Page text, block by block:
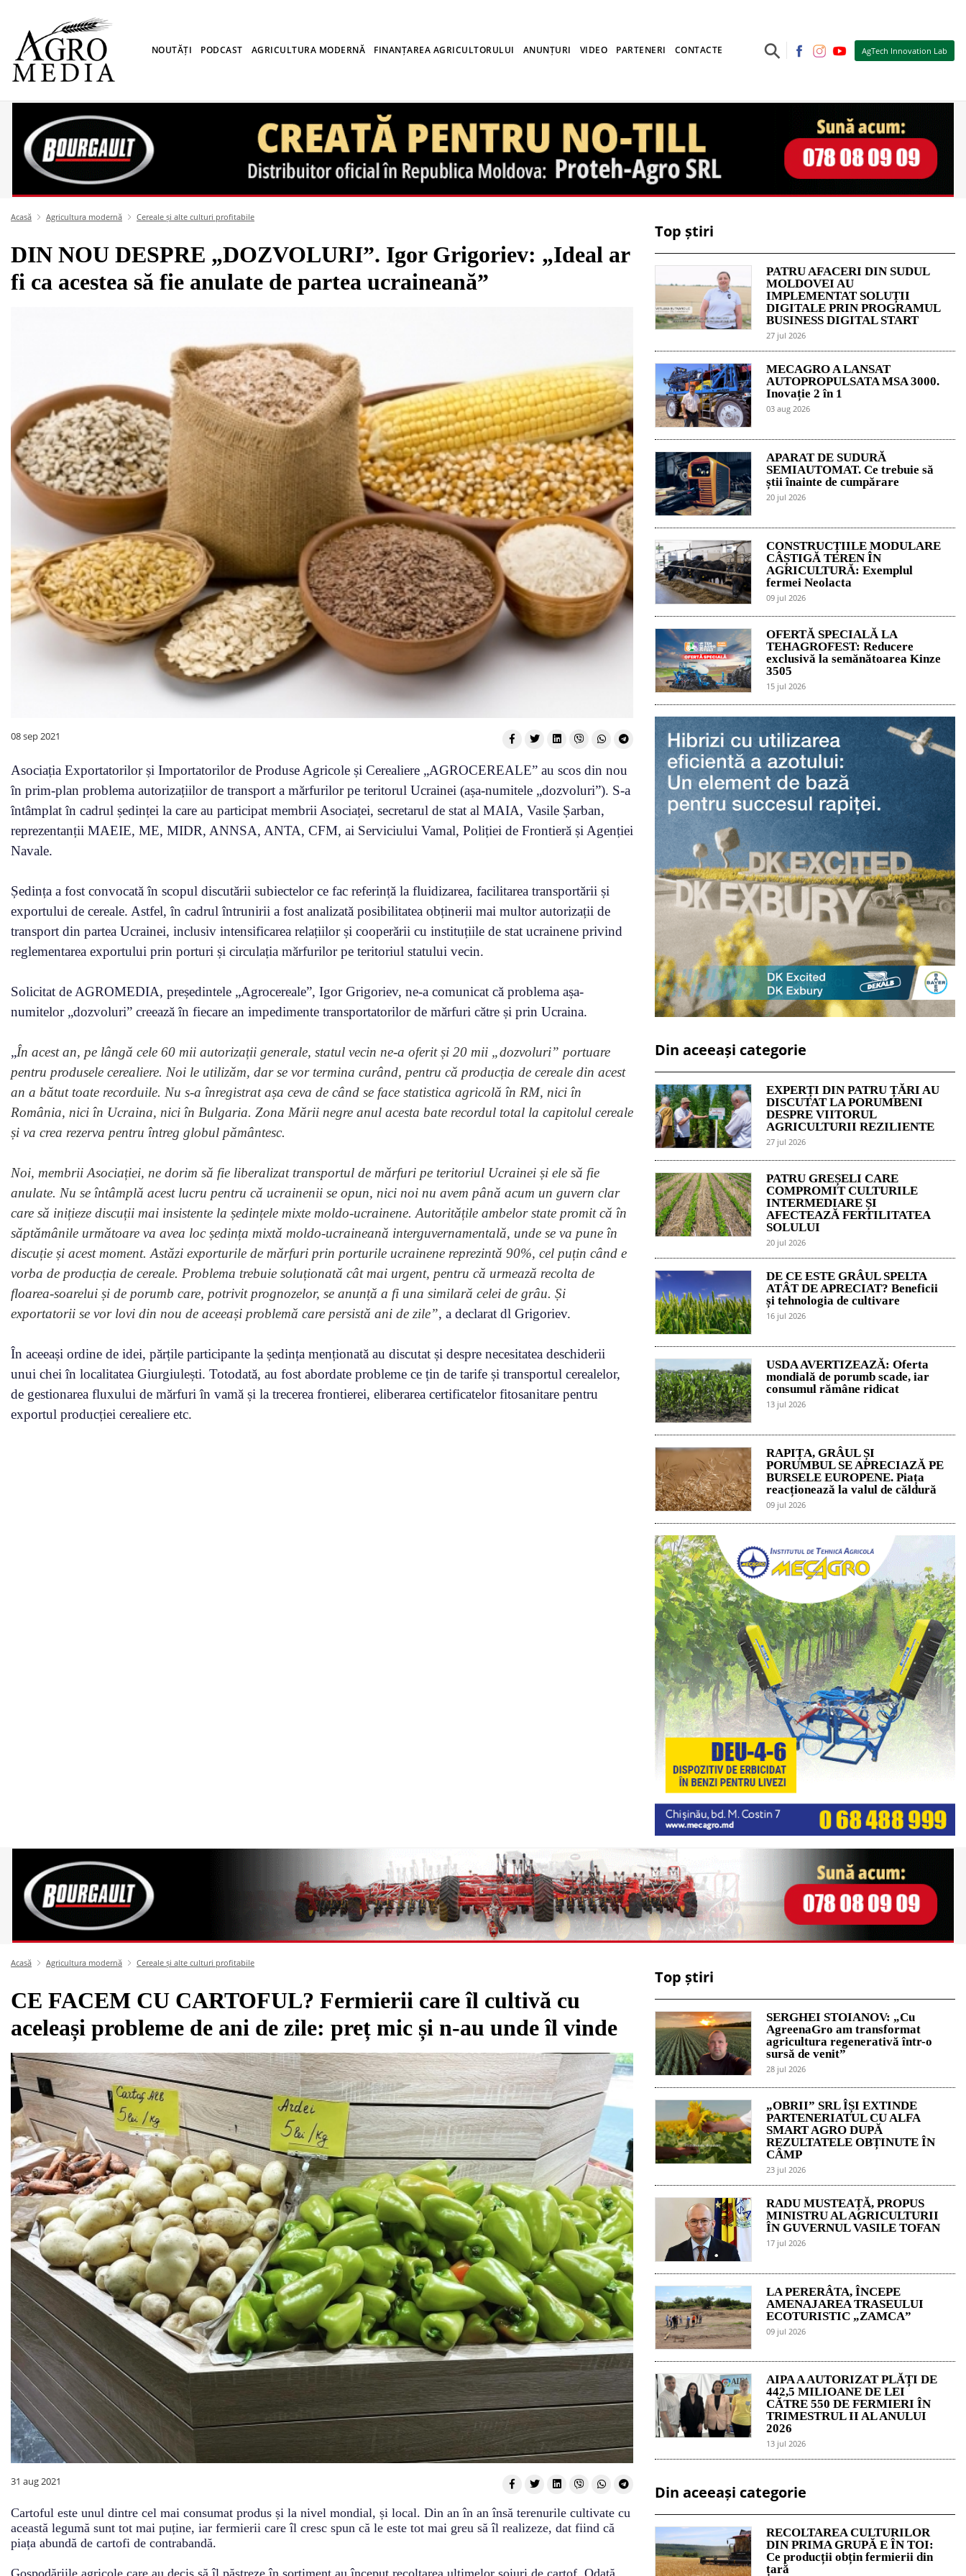
NOUTĂȚI PODCAST AGRICULTURA MODERNĂ FINANȚAREA AGRICULTORULUI ANUNȚURI VIDEO PARTENERI CONTACTE ⚲ AgTech Innovation Lab
Acasă Agricultura modernă Cereale și alte culturi profitabile
DIN NOU DESPRE „DOZVOLURI”. Igor Grigoriev: „Ideal ar
fi ca acestea să fie anulate de partea ucraineană”
08 sep 2021
Asociația Exportatorilor și Importatorilor de Produse Agricole și Cerealiere „AGROCEREALE” au scos din nou
în prim-plan problema autorizațiilor de transport a mărfurilor pe teritorul Ucrainei (așa-numitele „dozvoluri”). S-a
întâmplat în cadrul ședinței la care au participat membrii Asociaței, secretarul de stat al MAIA, Vasile Șarban,
reprezentanții MAEIE, ME, MIDR, ANNSA, ANTA, CFM, ai Serviciului Vamal, Poliției de Frontieră și Agenției
Navale.
Ședința a fost convocată în scopul discutării subiectelor ce fac referință la fluidizarea, facilitarea transportării și
exportului de cereale. Astfel, în cadrul întrunirii a fost analizată posibilitatea obținerii mai multor autorizații de
transport din partea Ucrainei, inclusiv intensificarea relațiilor și cooperării cu instituțiile de stat ucrainene privind
reglementarea exportului prin porturi și circulația mărfurilor pe teritoriul statului vecin.
Solicitat de AGROMEDIA, președintele „Agrocereale”, Igor Grigoriev, ne-a comunicat că problema așa-
numitelor „dozvoluri” creează în fiecare an impedimente transportatorilor de mărfuri către și prin Ucraina.
„În acest an, pe lângă cele 60 mii autorizații generale, statul vecin ne-a oferit și 20 mii „dozvoluri” portuare
pentru produsele cerealiere. Noi le utilizăm, dar se vor termina curând, pentru că producția de cereale din acest
an a bătut toate recorduile. Nu s-a înregistrat așa ceva de când se face statistica agricolă în RM, nici în
România, nici în Ucraina, nici în Bulgaria. Zona Mării negre anul acesta bate recordul total la capitolul cereale
și va crea rezerva pentru întreg globul pământesc.
Noi, membrii Asociației, ne dorim să fie liberalizat transportul de mărfuri pe teritoriul Ucrainei și ele să fie
anulate. Nu se întâmplă acest lucru pentru că ucrainenii se opun, nici noi nu avem până acum un guvern clar
care să inițieze discuții mai insistente la ședințele mixte moldo-ucrainene. Autoritățile ambelor state promit că în
săptămânile următoare va avea loc ședința mixtă moldo-ucraineană interguvernamentală, unde se va pune în
discuție și acest moment. Astăzi exporturile de mărfuri prin porturile ucrainene reprezintă 90%, cel puțin când e
vorba de producția de cereale. Problema trebuie soluționată cât mai urgent, pentru că urmează recolta de
floarea-soarelui și de porumb care, potrivit prognozelor, se anunță a fi una similară celei de grâu. Și
exportatorii se vor lovi din nou de aceeași problemă care persistă ani de zile”, a declarat dl Grigoriev.
În aceeași ordine de idei, părțile participante la ședința menționată au discutat și despre necesitatea deschiderii
unui chei în localitatea Giurgiulești. Totodată, au fost abordate probleme ce țin de tarife și transportul cerealelor,
de gestionarea fluxului de mărfuri în vamă și la trecerea frontierei, eliberarea certificatelor fitosanitare pentru
exportul producției cerealiere etc.
Top știri
PATRU AFACERI DIN SUDUL
MOLDOVEI AU
IMPLEMENTAT SOLUȚII
DIGITALE PRIN PROGRAMUL
BUSINESS DIGITAL START
27 jul 2026
MECAGRO A LANSAT
AUTOPROPULSATA MSA 3000.
Inovație 2 în 1
03 aug 2026
APARAT DE SUDURĂ
SEMIAUTOMAT. Ce trebuie să
știi înainte de cumpărare
20 jul 2026
CONSTRUCȚIILE MODULARE
CÂȘTIGĂ TEREN ÎN
AGRICULTURĂ: Exemplul
fermei Neolacta
09 jul 2026
OFERTĂ SPECIALĂ LA
TEHAGROFEST: Reducere
exclusivă la semănătoarea Kinze
3505
15 jul 2026
Din aceeași categorie
EXPERȚI DIN PATRU ȚĂRI AU
DISCUTAT LA PORUMBENI
DESPRE VIITORUL
AGRICULTURII REZILIENTE
27 jul 2026
PATRU GREȘELI CARE
COMPROMIT CULTURILE
INTERMEDIARE ȘI
AFECTEAZĂ FERTILITATEA
SOLULUI
20 jul 2026
DE CE ESTE GRÂUL SPELTA
ATÂT DE APRECIAT? Beneficii
și tehnologia de cultivare
16 jul 2026
USDA AVERTIZEAZĂ: Oferta
mondială de porumb scade, iar
consumul rămâne ridicat
13 jul 2026
RAPIȚA, GRÂUL ȘI
PORUMBUL SE APRECIAZĂ PE
BURSELE EUROPENE. Piața
reacționează la valul de căldură
09 jul 2026
Acasă Agricultura modernă Cereale și alte culturi profitabile
CE FACEM CU CARTOFUL? Fermierii care îl cultivă cu
aceleași probleme de ani de zile: preț mic și n-au unde îl vinde
31 aug 2021
Cartoful este unul dintre cel mai consumat produs și la nivel mondial, și local. Din an în an însă terenurile cultivate cu
această legumă sunt tot mai puține, iar fermierii care îl cresc spun că le este tot mai greu să îl realizeze, dat fiind că
piața abundă de cartofi de contrabandă.
Top știri
SERGHEI STOIANOV: „Cu
AgreenaGro am transformat
agricultura regenerativă într-o
sursă de venit”
28 jul 2026
„OBRII” SRL ÎȘI EXTINDE
PARTENERIATUL CU ALFA
SMART AGRO DUPĂ
REZULTATELE OBȚINUTE ÎN
CÂMP
23 jul 2026
RADU MUSTEAȚĂ, PROPUS
MINISTRU AL AGRICULTURII
ÎN GUVERNUL VASILE TOFAN
17 jul 2026
LA PERERÂTA, ÎNCEPE
AMENAJAREA TRASEULUI
ECOTURISTIC „ZAMCA”
09 jul 2026
AIPA A AUTORIZAT PLĂȚI DE
442,5 MILIOANE DE LEI
CĂTRE 550 DE FERMIERI ÎN
TRIMESTRUL II AL ANULUI
2026
13 jul 2026
Din aceeași categorie
RECOLTAREA CULTURILOR
DIN PRIMA GRUPĂ E ÎN TOI:
Ce producții obțin fermierii din
țară